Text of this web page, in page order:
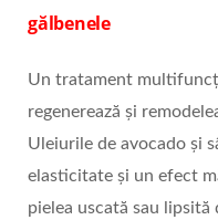
gălbenele
Un tratament
regenerează și
Uleiurile de avocado și
elasticitate și un efect
pielea uscată sau lipsită